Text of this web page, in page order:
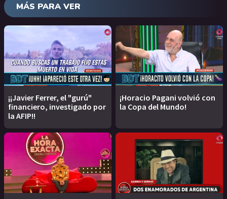
MÁS PARA VER
¡¡Javier Ferrer, el "gurú"
financiero, investigado por
la AFIP!!
¡Horacio Pagani volvió con
la Copa del Mundo!